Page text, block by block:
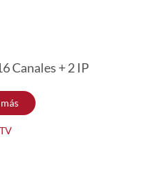
Canales + 2 IP